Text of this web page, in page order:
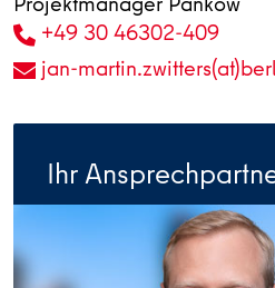
+49 30 46302-409
jan-
Ihr